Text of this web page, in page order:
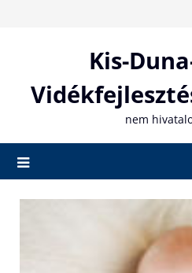
Kis-
nem